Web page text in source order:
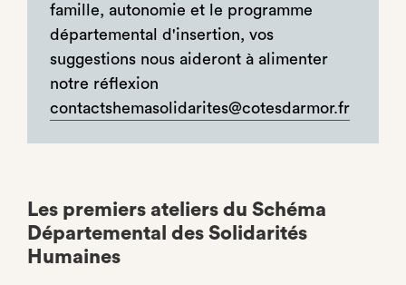
famille, autonomie et le programme
départemental d'insertion, vos
suggestions nous aideront à alimenter
notre réflexion
contactshemasolidarites@cotesdarmor.fr
Les premiers ateliers du Schéma
Départemental des Solidarités
Humaines